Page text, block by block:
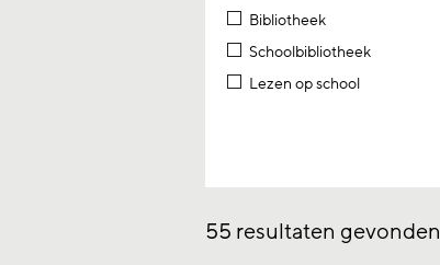
Bibliotheek
Schoolbibliotheek
Lezen op school
55 resultaten gevonden